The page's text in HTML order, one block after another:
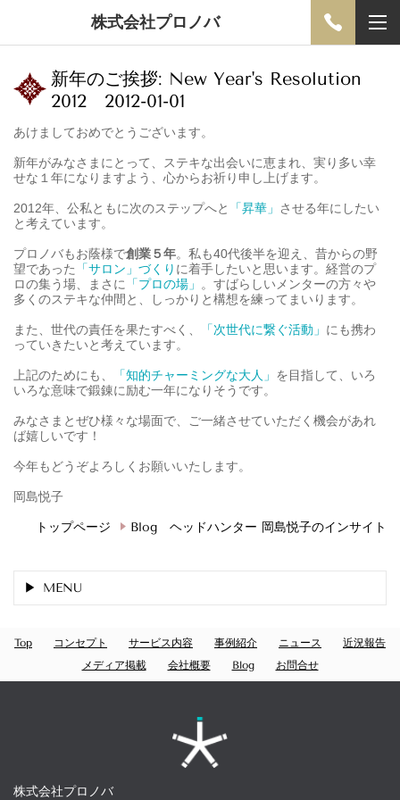
株式会社プロノバ
新年のご挨拶: New Year's Resolution
2012 2012-01-01
あけましておめでとうございます。
新年がみなさまにとって、ステキな出会いに恵まれ、実り多い幸
せな１年になりますよう、心からお祈り申し上げます。
2012年、公私ともに次のステップへと 「昇華」
させる年にしたい
と考えています。
プロノバもお蔭様で創業５年。私も40代後半を迎え、昔からの野
望であった
「サロン」づくり に着手したいと思います。経営のプ
ロの集う場、まさに
「プロの場」
。すばらしいメンターの方々や
多くのステキな仲間と、しっかりと構想を練ってまいります。
また、世代の責任を果たすべく、 「次世代に繋ぐ活動」 にも携わ
っていきたいと考えています。
上記のためにも、 「知的チャーミングな大人」 を目指して、いろ
いろな意味で鍛錬に励む一年になりそうです。
みなさまとぜひ様々な場面で、ご一緒させていただく機会があれ
ば嬉しいです！
今年もどうぞよろしくお願いいたします。
岡島悦子
トップページ Blog ヘッドハンター 岡島悦子のインサイト
MENU
Top コンセプト サービス内容 事例紹介 ニュース
近況報告
メディア掲載
会社概要 Blog お問合せ
株式会社プロノバ